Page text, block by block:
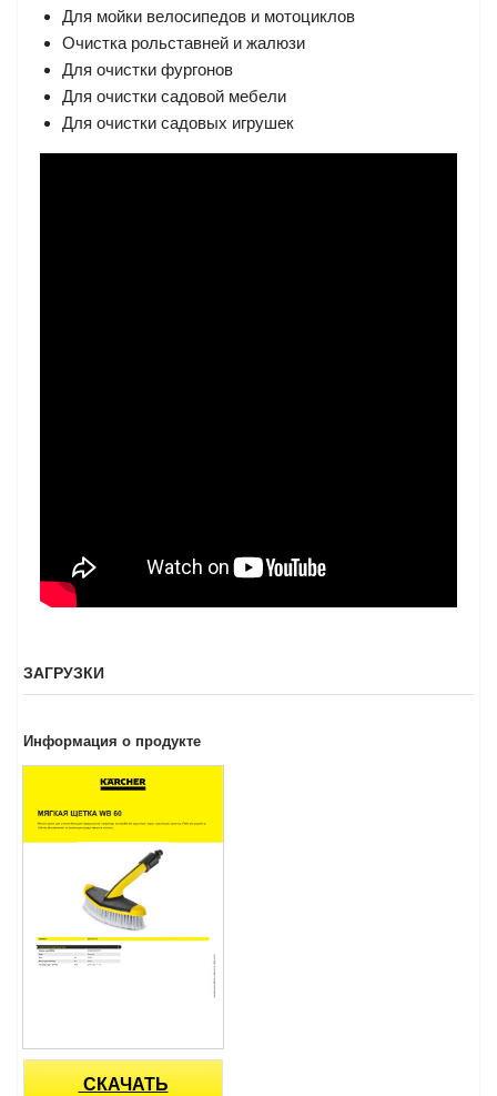
Для мойки велосипедов и мотоциклов
Очистка рольставней и жалюзи
Для очистки фургонов
Для очистки садовой мебели
Для очистки садовых игрушек
ЗАГРУЗКИ
Информация о продукте
СКАЧАТЬ